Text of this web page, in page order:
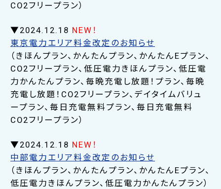
CO2フリープラン）
▼2024.12.18 NEW！
東京電力エリア料金改定のお知らせ
（きほんプラン、かんたんプラン、かんたんEプラン、
CO2フリープラン、低圧電力きほんプラン、低圧電
力かんたんプラン、毎晩充電し放題！プラン、毎晩
充電し放題！CO2フリープラン、デイタイムバリュ
ープラン、毎日充電無料プラン、毎日充電無料
CO2フリープラン）
▼2024.12.18 NEW！
中部電力エリア料金改定のお知らせ
（きほんプラン、かんたんプラン、かんたんEプラン、
低圧電力きほんプラン、低圧電力かんたんプラン）